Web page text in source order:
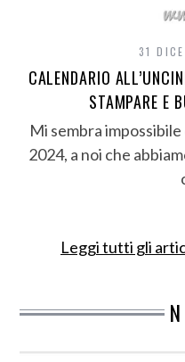
31
CALENDARIO
STAMPARE E
Mi sembra
2024, a noi che
Leggi tutti gli